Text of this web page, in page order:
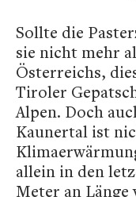
Sollte die
sie nicht mehr
Österreichs,
Tiroler
Alpen. Doch
Kaunertal ist
allein in den
Meter an Länge